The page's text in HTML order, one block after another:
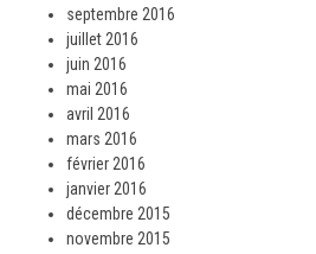
septembre 2016
juillet 2016
juin 2016
mai 2016
avril 2016
mars 2016
février 2016
janvier 2016
décembre 2015
novembre 2015